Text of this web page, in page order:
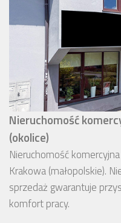
Nieruchomość
(okolice)
Nieruchomość
Krakowa (małopolskie).
sprzedaż gwarantuje
komfort pracy.